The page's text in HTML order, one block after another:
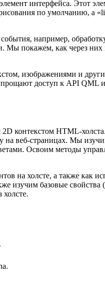
интерфейса. Этот
по умолчанию, а
например,
Мы покажем, как через
изображениями и
доступ к API QML
контекстом HTML-
веб-страницах. Мы
Освоим методы
на холсте, а также
изучим базовые